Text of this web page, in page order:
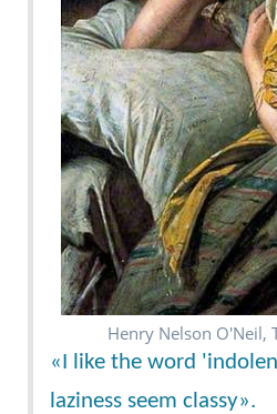
Henry Nelson O'Neil,
«I like the word
laziness seem classy».